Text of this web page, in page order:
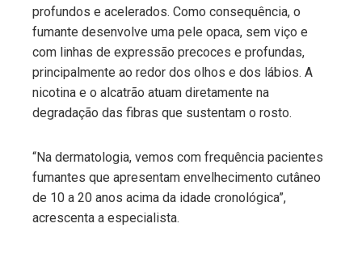
profundos e acelerados. Como consequência, o
fumante desenvolve uma pele opaca, sem viço e
com linhas de expressão precoces e profundas,
principalmente ao redor dos olhos e dos lábios. A
nicotina e o alcatrão atuam diretamente na
degradação das fibras que sustentam o rosto.
“Na dermatologia, vemos com frequência pacientes
fumantes que apresentam envelhecimento cutâneo
de 10 a 20 anos acima da idade cronológica”,
acrescenta a especialista.